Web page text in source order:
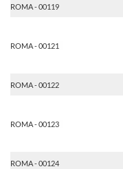
ROMA - 00119
ROMA - 00121
ROMA - 00122
ROMA - 00123
ROMA - 00124